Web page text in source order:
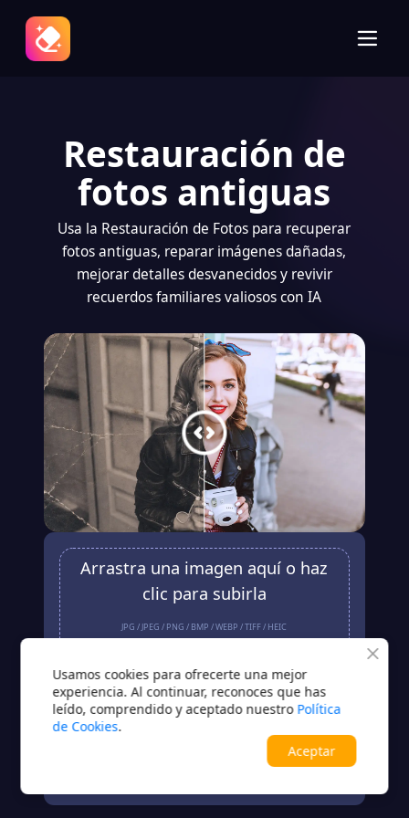
Restauración de
fotos antiguas
Usa la Restauración de Fotos para recuperar
fotos antiguas, reparar imágenes dañadas,
mejorar detalles desvanecidos y revivir
recuerdos familiares valiosos con IA
Arrastra una imagen aquí o haz
clic para subirla
JPG / JPEG / PNG / BMP / WEBP / TIFF / HEIC
Subir
¿Sin imagen?Prueba una de estas opciones
Usamos cookies para ofrecerte una mejor
experiencia. Al continuar, reconoces que has
leído, comprendido y aceptado nuestro Política
de Cookies.
Aceptar